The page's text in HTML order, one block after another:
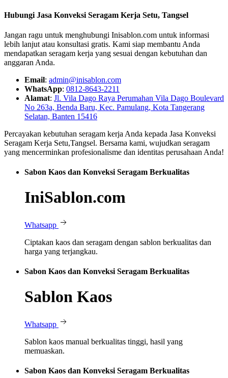
Hubungi Jasa Konveksi Seragam Kerja Setu, Tangsel
Jangan ragu untuk menghubungi Inisablon.com untuk informasi
lebih lanjut atau konsultasi gratis. Kami siap membantu Anda
mendapatkan seragam kerja yang sesuai dengan kebutuhan dan
anggaran Anda.
Email: admin@inisablon.com
WhatsApp: 0812-8643-2211
Alamat: Jl. Vila Dago Raya Perumahan Vila Dago Boulevard
No 263a, Benda Baru, Kec. Pamulang, Kota Tangerang
Selatan, Banten 15416
Percayakan kebutuhan seragam kerja Anda kepada Jasa Konveksi
Seragam Kerja Setu,Tangsel. Bersama kami, wujudkan seragam
yang mencerminkan profesionalisme dan identitas perusahaan Anda!
Sabon Kaos dan Konveksi Seragam Berkualitas
IniSablon.com
Whatsapp
Ciptakan kaos dan seragam dengan sablon berkualitas dan
harga yang terjangkau.
Sabon Kaos dan Konveksi Seragam Berkualitas
Sablon Kaos
Whatsapp
Sablon kaos manual berkualitas tinggi, hasil yang
memuaskan.
Sabon Kaos dan Konveksi Seragam Berkualitas